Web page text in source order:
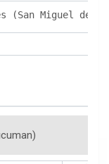
(San Miguel de